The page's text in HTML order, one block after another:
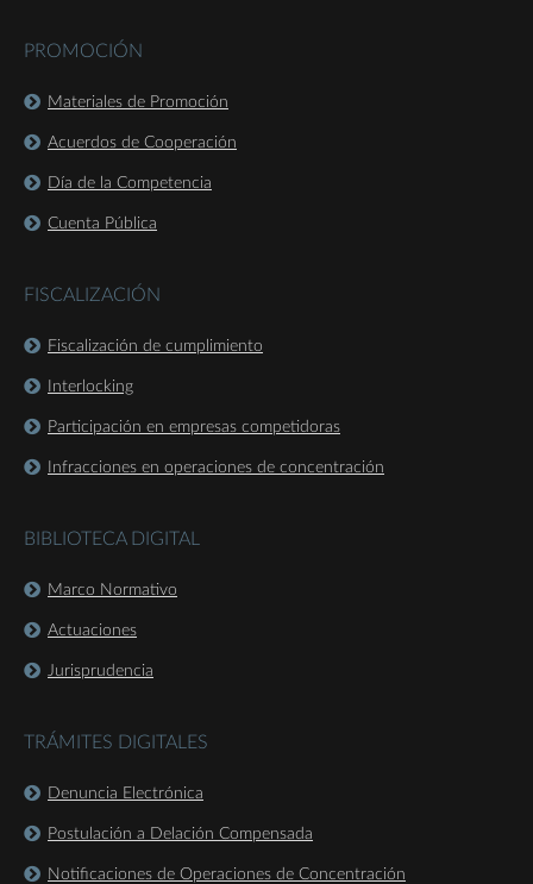
PROMOCIÓN
Materiales de Promoción
Acuerdos de Cooperación
Día de la Competencia
Cuenta Pública
FISCALIZACIÓN
Fiscalización de cumplimiento
Interlocking
Participación en empresas competidoras
Infracciones en operaciones de concentración
BIBLIOTECA DIGITAL
Marco Normativo
Actuaciones
Jurisprudencia
TRÁMITES DIGITALES
Denuncia Electrónica
Postulación a Delación Compensada
Notificaciones de Operaciones de Concentración